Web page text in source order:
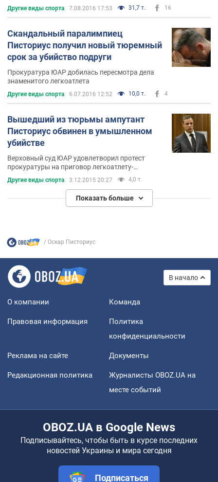
Другие виды спорта 7.08.2016 17:53 31,7 т. 16
Скандальный паралимпиец
Писториус получил новый тюремный
срок за убийство подруги
Прокуратура ЮАР добилась пересмотра дела
знаменитого легкоатлета
Другие виды спорта 6.07.2016 12:52 10,0 т. 4
Вышедший из тюрьмы ампутант
Писториус обвинен в умышленном
убийстве
Верховный суд ЮАР удовлетворил протест
прокуратуры на приговор легкоатлету-
Другие виды спорта 3.12.2015 20:27 4,0 т.
Показать больше
Оскар Писториус
В начало
О компании Команда
Правовая информация
Политика
конфиденциальности
Реклама на сайте Документы
Редакционная политика
Журналисты OBOZ.UA на
месте событий
OBOZ.UA в Google News
Подписывайтесь, чтобы быть в курсе последних
новостей Украины и мира сегодня
Подписаться